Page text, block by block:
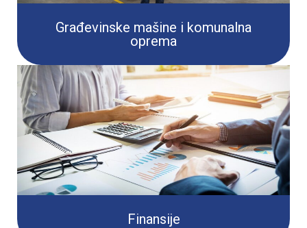
Građevinske mašine i komunalna
oprema
Finansije